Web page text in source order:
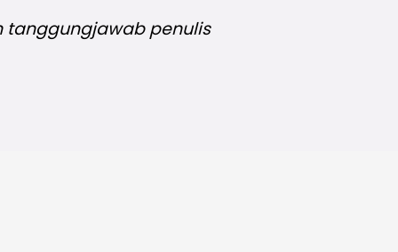
tanggungjawab penulis